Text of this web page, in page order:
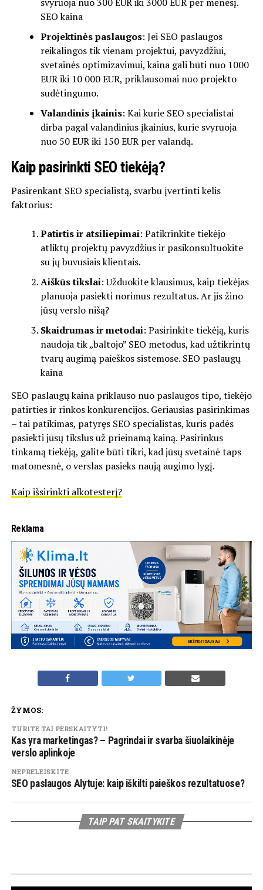
SEO kaina
Projektinės paslaugos: Jei SEO paslaugos
reikalingos tik vienam projektui, pavyzdžiui,
svetainės optimizavimui, kaina gali būti nuo 1000
EUR iki 10 000 EUR, priklausomai nuo projekto
sudėtingumo.
Valandinis įkainis: Kai kurie SEO specialistai
dirba pagal valandinius įkainius, kurie svyruoja
nuo 50 EUR iki 150 EUR per valandą.
Kaip pasirinkti SEO tiekėją?
Pasirenkant SEO specialistą, svarbu įvertinti kelis
faktorius:
Patirtis ir atsiliepimai: Patikrinkite tiekėjo
atliktų projektų pavyzdžius ir pasikonsultuokite
su jų buvusiais klientais.
Aiškūs tikslai: Užduokite klausimus, kaip tiekėjas
planuoja pasiekti norimus rezultatus. Ar jis žino
jūsų verslo nišą?
Skaidrumas ir metodai: Pasirinkite tiekėją, kuris
naudoja tik „baltojo” SEO metodus, kad užtikrintų
tvarų augimą paieškos sistemose. SEO paslaugų
kaina
SEO paslaugų kaina priklauso nuo paslaugos tipo, tiekėjo
patirties ir rinkos konkurencijos. Geriausias pasirinkimas
– tai patikimas, patyręs SEO specialistas, kuris padės
pasiekti jūsų tikslus už prieinamą kainą. Pasirinkus
tinkamą tiekėją, galite būti tikri, kad jūsų svetainė taps
matomesnė, o verslas pasieks naują augimo lygį.
Kaip išsirinkti alkotesterį?
Reklama
ŽYMOS:
TURITE TAI PERSKAITYTI!
Kas yra marketingas? – Pagrindai ir svarba šiuolaikinėje
verslo aplinkoje
NEPRELEISKITE
SEO paslaugos Alytuje: kaip iškilti paieškos rezultatuose?
TAIP PAT SKAITYKITE